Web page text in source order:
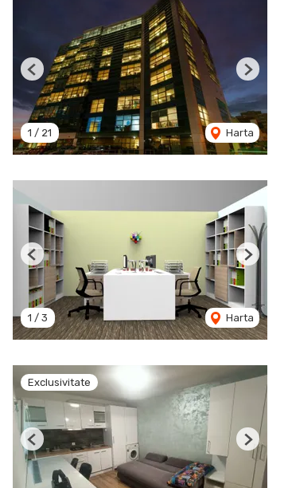
1 / 21 Harta
Previous Next
1 / 3 Harta
Previous Next
Exclusivitate
Previous Next